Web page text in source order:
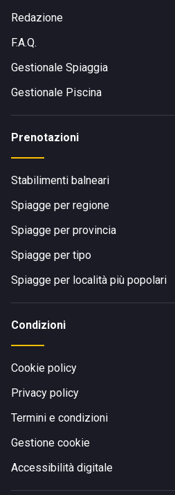
Redazione
F.A.Q.
Gestionale Spiaggia
Gestionale Piscina
Prenotazioni
Stabilimenti balneari
Spiagge per regione
Spiagge per provincia
Spiagge per tipo
Spiagge per località più popolari
Condizioni
Cookie policy
Privacy policy
Termini e condizioni
Gestione cookie
Accessibilità digitale